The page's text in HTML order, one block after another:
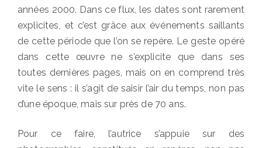
années 2000. Dans ce flux, les dates sont rarement
explicites, et c’est grâce aux événements saillants
de cette période que l’on se repère. Le geste opéré
dans cette œuvre ne s’explicite que dans ses
toutes dernières pages, mais on en comprend très
vite le sens : il s’agit de saisir l’air du temps, non pas
d’une époque, mais sur près de 70 ans.
Pour ce faire, l’autrice s’appuie sur des